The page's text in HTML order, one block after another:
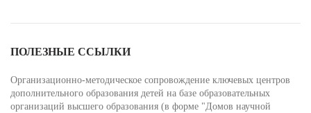
ПОЛЕЗНЫЕ ССЫЛКИ
Организационно-методическое сопровождение ключевых центров
дополнительного образования детей на базе образовательных
организаций высшего образования (в форме "Домов научной